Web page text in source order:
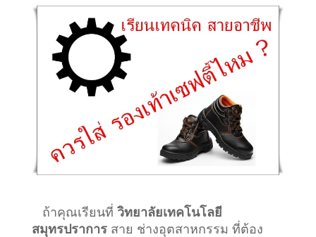
ถ้าคุณเรียนที่ วิทยาลัยเทคโนโลยี
สมุทรปราการสาย ช่างอุตสาหกรรม ที่ต้อง